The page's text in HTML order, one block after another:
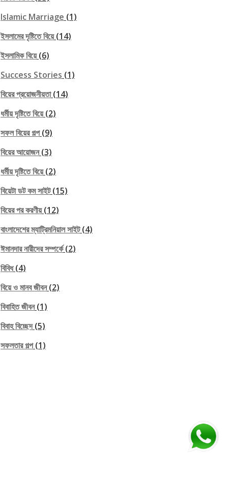
Islamic Marriage (1)
ইসলামের দৃষ্টিতে বিয়ে(14)
ইসলামিক বিয়ে(6)
Success Stories (1)
বিয়ের প্রয়োজনীয়তা(14)
ধর্মীয় দৃষ্টিতে বিয়ে(2)
সফল বিয়ের গল্প(9)
বিয়ের আয়োজন(3)
ধর্মীয় দৃষ্টিতে বিয়ে(2)
বিয়েটা ডট কম সাইট(15)
বিয়ের পর করণীয়(12)
বাংলাদেশের ম্যাট্রিমনিয়াল সাইট(4)
ঈমানদার নারীদের সম্পর্কে(2)
বিবিধ(4)
বিয়ে ও মানব জীবন(2)
বিবাহিত জীবন(1)
বিবাহ বিচ্ছেদ(5)
সফলতার গল্প(1)